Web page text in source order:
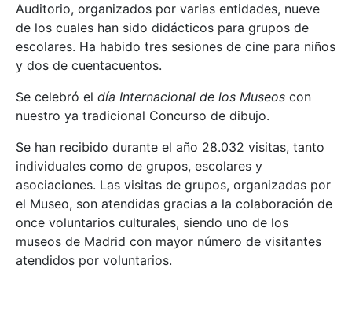
Auditorio, organizados por varias entidades, nueve
de los cuales han sido didácticos para grupos de
escolares. Ha habido tres sesiones de cine para niños
y dos de cuentacuentos.
Se celebró el día Internacional de los Museos con
nuestro ya tradicional Concurso de dibujo.
Se han recibido durante el año 28.032 visitas, tanto
individuales como de grupos, escolares y
asociaciones. Las visitas de grupos, organizadas por
el Museo, son atendidas gracias a la colaboración de
once voluntarios culturales, siendo uno de los
museos de Madrid con mayor número de visitantes
atendidos por voluntarios.